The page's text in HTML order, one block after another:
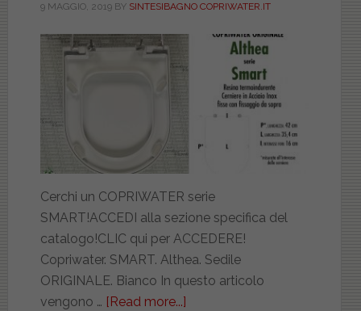
9 MAGGIO, 2019BY SINTESIBAGNO COPRIWATER.IT
Cerchi un COPRIWATER serie
SMART!ACCEDI alla sezione specifica del
catalogo!CLIC qui per ACCEDERE!
Copriwater. SMART. Althea. Sedile
ORIGINALE. Bianco In questo articolo
vengono … [Read more...]